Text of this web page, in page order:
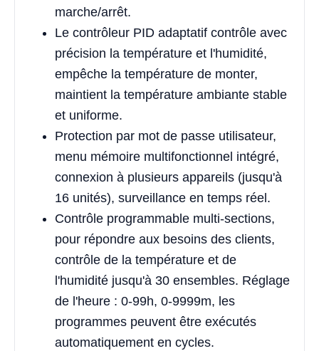
marche/arrêt.
Le contrôleur PID adaptatif contrôle avec
précision la température et l'humidité,
empêche la température de monter,
maintient la température ambiante stable
et uniforme.
Protection par mot de passe utilisateur,
menu mémoire multifonctionnel intégré,
connexion à plusieurs appareils (jusqu'à
16 unités), surveillance en temps réel.
Contrôle programmable multi-sections,
pour répondre aux besoins des clients,
contrôle de la température et de
l'humidité jusqu'à 30 ensembles. Réglage
de l'heure : 0-99h, 0-9999m, les
programmes peuvent être exécutés
automatiquement en cycles.